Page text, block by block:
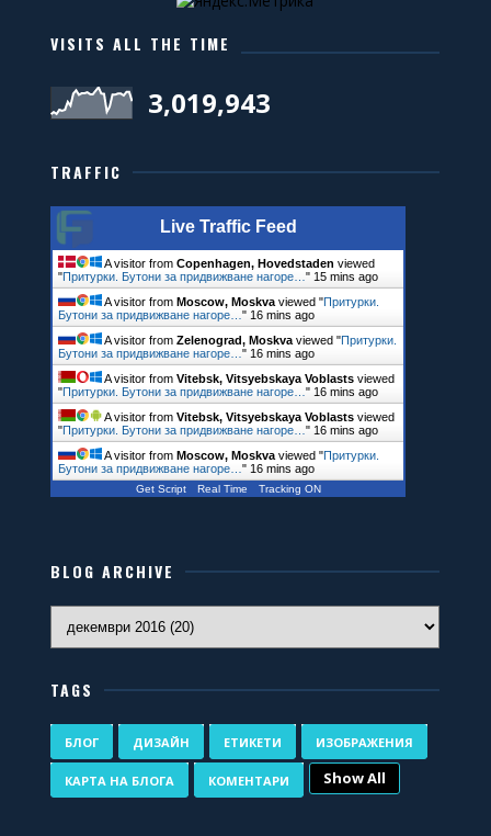
VISITS ALL THE TIME
3,019,943
TRAFFIC
Live Traffic Feed
A visitor fromCopenhagen, Hovedstaden viewed
"Притурки. Бутони за придвижване нагоре…" 15 mins ago
A visitor fromMoscow, Moskva viewed "Притурки.
Бутони за придвижване нагоре…" 16 mins ago
A visitor fromZelenograd, Moskva viewed "Притурки.
Бутони за придвижване нагоре…" 16 mins ago
A visitor fromVitebsk, Vitsyebskaya Voblasts viewed
"Притурки. Бутони за придвижване нагоре…" 16 mins ago
A visitor fromVitebsk, Vitsyebskaya Voblasts viewed
"Притурки. Бутони за придвижване нагоре…" 16 mins ago
A visitor fromMoscow, Moskva viewed "Притурки.
Бутони за придвижване нагоре…" 16 mins ago
Get Script Real Time Tracking ON
BLOG ARCHIVE
TAGS
БЛОГ ДИЗАЙН ЕТИКЕТИ ИЗОБРАЖЕНИЯ
КАРТА НА БЛОГА КОМЕНТАРИ Show All